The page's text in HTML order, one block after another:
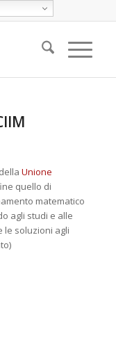
Unione
quello di
matematico
agli studi e alle
le soluzioni agli